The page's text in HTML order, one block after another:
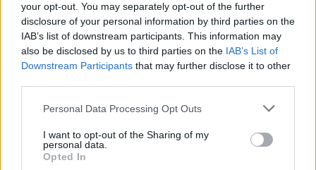
your opt-out. You may separately opt-out of the further
disclosure of your personal information by third parties on the
IAB’s list of downstream participants. This information may
also be disclosed by us to third parties on the IAB’s List of
Downstream Participants that may further disclose it to other
Personal Data Processing Opt Outs
I want to opt-out of the Sharing of my
personal data.
Opted In
D. Markovičius buvo registruotas visoms 42
sezono komandos rungtynėms ir sužaidė 2
kartus sezono pabaigoje.
Susiję straipsniai